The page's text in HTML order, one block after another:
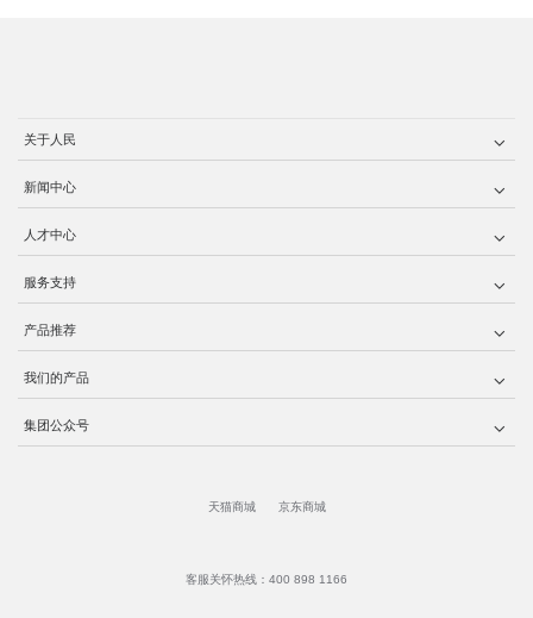
关于人民
新闻中心
人才中心
服务支持
产品推荐
我们的产品
集团公众号
天猫商城 京东商城
客服关怀热线：400 898 1166